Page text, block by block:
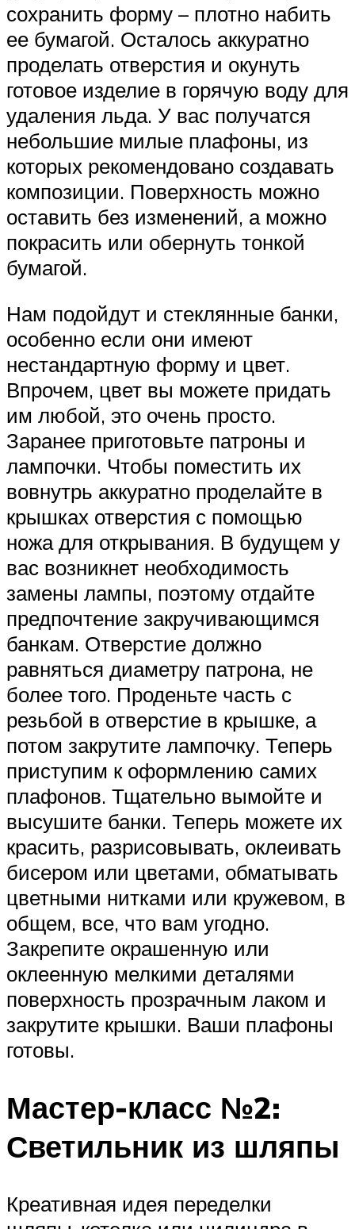
сохранить форму – плотно набить
ее бумагой. Осталось аккуратно
проделать отверстия и окунуть
готовое изделие в горячую воду для
удаления льда. У вас получатся
небольшие милые плафоны, из
которых рекомендовано создавать
композиции. Поверхность можно
оставить без изменений, а можно
покрасить или обернуть тонкой
бумагой.
Нам подойдут и стеклянные банки,
особенно если они имеют
нестандартную форму и цвет.
Впрочем, цвет вы можете придать
им любой, это очень просто.
Заранее приготовьте патроны и
лампочки. Чтобы поместить их
вовнутрь аккуратно проделайте в
крышках отверстия с помощью
ножа для открывания. В будущем у
вас возникнет необходимость
замены лампы, поэтому отдайте
предпочтение закручивающимся
банкам. Отверстие должно
равняться диаметру патрона, не
более того. Проденьте часть с
резьбой в отверстие в крышке, а
потом закрутите лампочку. Теперь
приступим к оформлению самих
плафонов. Тщательно вымойте и
высушите банки. Теперь можете их
красить, разрисовывать, оклеивать
бисером или цветами, обматывать
цветными нитками или кружевом, в
общем, все, что вам угодно.
Закрепите окрашенную или
оклеенную мелкими деталями
поверхность прозрачным лаком и
закрутите крышки. Ваши плафоны
готовы.
Мастер-класс №2:
Светильник из шляпы
Креативная идея переделки